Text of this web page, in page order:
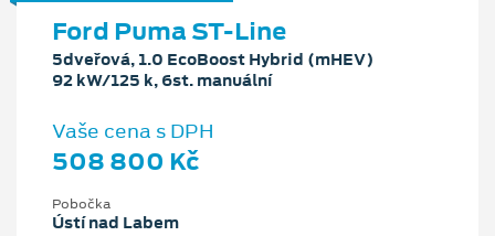
Ford Puma ST-Line
5dveřová, 1.0 EcoBoost Hybrid (mHEV)
92 kW/125 k, 6st. manuální
Vaše cena s DPH
508 800 Kč
Pobočka
Ústí nad Labem